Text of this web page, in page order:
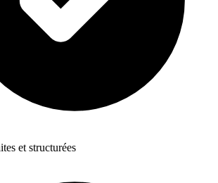
et structurées